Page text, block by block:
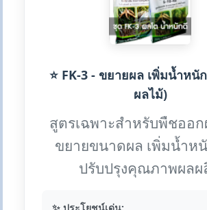
⭐ FK-3 - ขยายผล เพิ่มน้ำหนั
ผลไม้)
สูตรเฉพาะสำหรับพืชออ
ขยายขนาดผล เพิ่มน้ำห
ปรับปรุงคุณภาพผลผ